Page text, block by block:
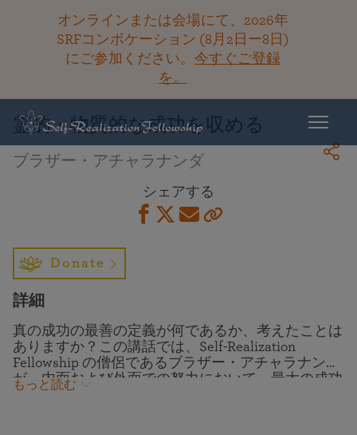
オンラインまたは会場にて、2026年
SRFコンボケーション (8月2日ー8日)
にご参加ください。 今すぐご登録
を。
ライブラリーに戻る
霊的・物質的な成功を収める
ブラザー・アチャラナンダ
シェアする
Donate
詳細
真の成功の最善の定義が何であるか、考えたことは
ありますか？この講話では、Self-Realization
Fellowship の僧侶であるブラザー・アチャラナンダ
が、内面および外面での努力において、最大の成功
と充実感を見出す方法について、パラマハンサ・ヨ
もっと読む